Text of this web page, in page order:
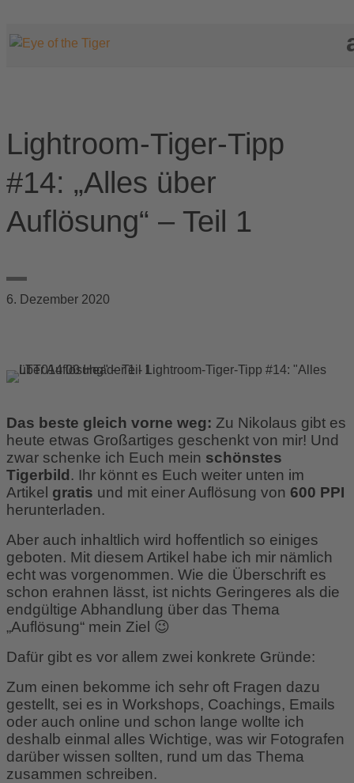
Lightroom-Tiger-Tipp
#14: „Alles über
Auflösung“ – Teil 1
6. Dezember 2020
Das beste gleich vorne weg: Zu Nikolaus gibt es
heute etwas Großartiges geschenkt von mir! Und
zwar schenke ich Euch mein schönstes
Tigerbild . Ihr könnt es Euch weiter unten im
Artikel gratis und mit einer Auflösung von 600 PPI
herunterladen.
Aber auch inhaltlich wird hoffentlich so einiges
geboten. Mit diesem Artikel habe ich mir nämlich
echt was vorgenommen. Wie die Überschrift es
schon erahnen lässt, ist nichts Geringeres als die
endgültige Abhandlung über das Thema
„Auflösung“ mein Ziel 😉
Dafür gibt es vor allem zwei konkrete Gründe:
Zum einen bekomme ich sehr oft Fragen dazu
gestellt, sei es in Workshops, Coachings, Emails
oder auch online und schon lange wollte ich
deshalb einmal alles Wichtige, was wir Fotografen
darüber wissen sollten, rund um das Thema
zusammen schreiben.